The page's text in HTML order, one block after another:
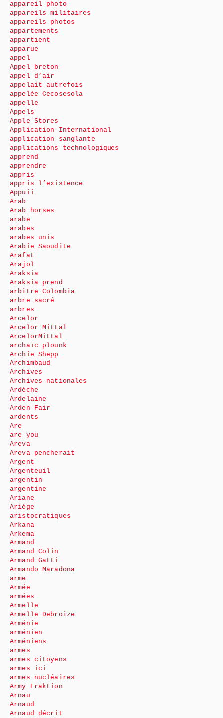
appareil photo
appareils militaires
appareils photos
appartements
appartient
apparue
appel
Appel breton
appel d’air
appelait autrefois
appelée Cecosesola
appelle
Appels
Apple Stores
Application International
application sanglante
applications technologiques
apprend
apprendre
appris
appris l’existence
Appuii
Arab
Arab horses
arabe
arabes
arabes unis
Arabie Saoudite
Arafat
Arajol
Araksia
Araksia prend
arbitre Colombia
arbre sacré
arbres
Arcelor
Arcelor Mittal
ArcelorMittal
archaïc plounk
Archie Shepp
Archimbaud
Archives
Archives nationales
Ardèche
Ardelaine
Arden Fair
ardents
Are
are you
Areva
Areva pencherait
Argent
Argenteuil
argentin
argentine
Ariane
Ariège
aristocratiques
Arkana
Arkema
Armand
Armand Colin
Armand Gatti
Armando Maradona
arme
Armée
armées
Armelle
Armelle Debroize
Arménie
arménien
Arméniens
armes
armes citoyens
armes ici
armes nucléaires
Army Fraktion
Arnau
Arnaud
Arnaud décrit